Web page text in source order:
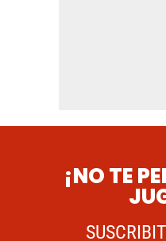
¡NO TE